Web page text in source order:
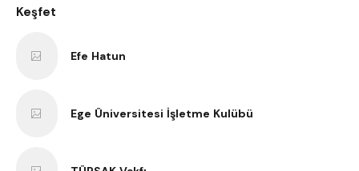
Keşfet
Efe Hatun
Ege Üniversitesi İşletme Kulübü